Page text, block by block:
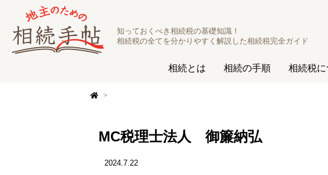
知っておくべき相続税の基礎知識！
相続税の全てを分かりやすく解説した相続税完全ガイド
相続とは 相続の手順 相続税に
MC税理士法人 御簾納弘
2024.7.22